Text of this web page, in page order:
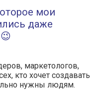
мои
даже
маркетологов,
кто хочет создавать
нужны людям.